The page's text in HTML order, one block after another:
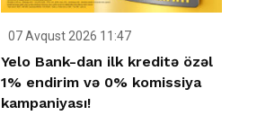
07 Avqust 2026 11:47
Yelo Bank-dan ilk kreditə özəl
1% endirim və 0% komissiya
kampaniyası!